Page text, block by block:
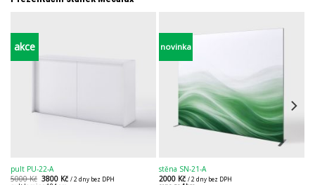
akce
pult PU-22-A
5000Kč 3800 Kč / 2 dny bez DPH
novinka
stěna SN-21-A
2000 Kč / 2 dny bez DPH